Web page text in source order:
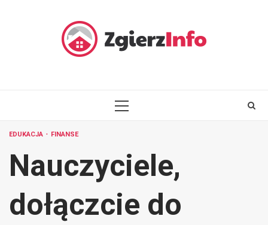
PRIMARY
EDUKACJA FINANSE
Nauczyciele,
dołączcie do